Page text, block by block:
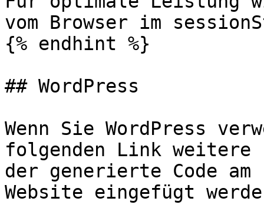
vom Browser im
{% endhint %}
## WordPress
Wenn Sie WordPress
folgenden Link weitere
der generierte Code am
Website eingefügt